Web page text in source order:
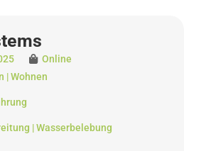
Online
| Wohnen
| Wasserbelebung